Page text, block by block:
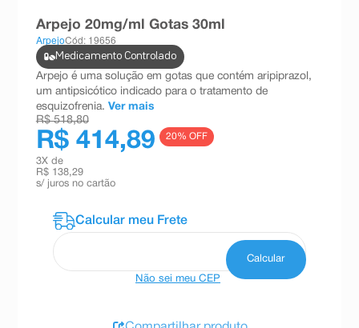
Arpejo 20mg/ml Gotas 30ml
ArpejoCód: 19656
Medicamento Controlado
Arpejo é uma solução em gotas que contém aripiprazol,
um antipsicótico indicado para o tratamento de
esquizofrenia. Ver mais
R$ 518,80
R$ 414,89 20% OFF
3X de
R$ 138,29
s/ juros no cartão
Não sei meu CEP
teste gravidez
esmalte
ºabsorvente